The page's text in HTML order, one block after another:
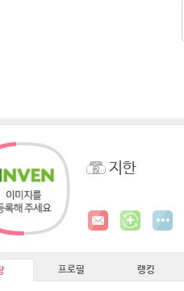
지한
프로필 랭킹